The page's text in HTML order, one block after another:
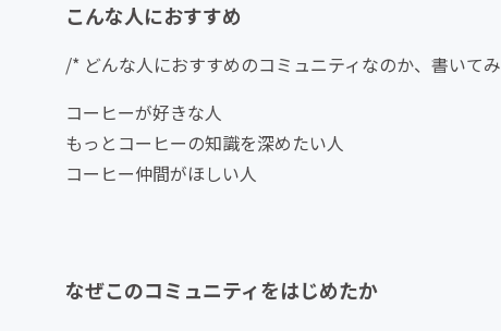
こんな人におすすめ
/* どんな人におすすめのコミュニティなのか、書いて
コーヒーが好きな人
もっとコーヒーの知識を深めたい人
コーヒー仲間がほしい人
なぜこのコミュニティをはじめたか